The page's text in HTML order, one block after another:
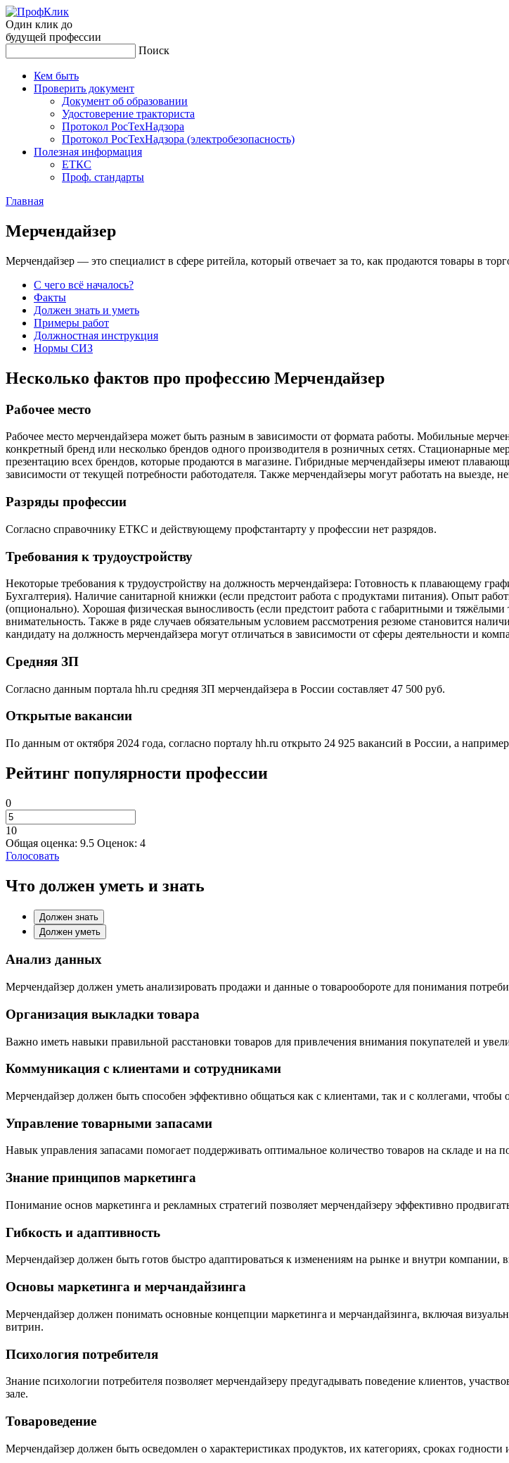
Один клик до
будущей профессии
Поиск
Кем быть
Проверить документ
Документ об образовании
Удостоверение тракториста
Протокол РосТехНадзора
Протокол РосТехНадзора (электробезопасность)
Полезная информация
ЕТКС
Проф. стандарты
Главная
Мер­чендай­зер
Мерчендайзер — это специалист в сфере ритейла, который отвечает за то, как продаются товары в
С чего всё началось?
Факты
Должен знать и уметь
Примеры работ
Должностная инструкция
Нормы СИЗ
Несколько фактов про профессию Мерчендайзер
Рабочее место
Рабочее место мерчендайзера может быть разным в зависимости от формата работы. Мобильные
конкретный бренд или несколько брендов одного производителя в розничных сетях. Стационарные
презентацию всех брендов, которые продаются в магазине. Гибридные мерчендайзеры имеют
зависимости от текущей потребности работодателя. Также мерчендайзеры могут работать на выезде,
Разряды профессии
Согласно справочнику ЕТКС и действующему профстантарту у профессии нет разрядов.
Требования к трудоустройству
Некоторые требования к трудоустройству на должность мерчендайзера: Готовность к плавающему
Бухгалтерия). Наличие санитарной книжки (если предстоит работа с продуктами питания). Опыт
(опционально). Хорошая физическая выносливость (если предстоит работа с габаритными и тяжёлыми
внимательность. Также в ряде случаев обязательным условием рассмотрения резюме становится
кандидату на должность мерчендайзера могут отличаться в зависимости от сферы деятельности и
Средняя ЗП
Согласно данным портала hh.ru средняя ЗП мерчендайзера в России составляет 47 500 руб.
Открытые вакансии
По данным от октября 2024 года, согласно порталу hh.ru открыто 24 925 вакансий в России, а
Рейтинг популярности профессии
0
10
Общая оценка: 9.5 Оценок: 4
Голосовать
Что должен уметь и знать
Должен знать
Должен уметь
Анализ данных
Мерчендайзер должен уметь анализировать продажи и данные о товарообороте для понимания
Организация выкладки товара
Важно иметь навыки правильной расстановки товаров для привлечения внимания покупателей и
Коммуникация с клиентами и сотрудниками
Мерчендайзер должен быть способен эффективно общаться как с клиентами, так и с коллегами, чтобы
Управление товарными запасами
Навык управления запасами помогает поддерживать оптимальное количество товаров на складе и на
Знание принципов маркетинга
Понимание основ маркетинга и рекламных стратегий позволяет мерчендайзеру эффективно
Гибкость и адаптивность
Мерчендайзер должен быть готов быстро адаптироваться к изменениям на рынке и внутри
Основы маркетинга и мерчандайзинга
Мерчендайзер должен понимать основные концепции маркетинга и мерчандайзинга, включая
витрин.
Психология потребителя
Знание психологии потребителя позволяет мерчендайзеру предугадывать поведение клиентов,
зале.
Товароведение
Мерчендайзер должен быть осведомлен о характеристиках продуктов, их категориях, сроках